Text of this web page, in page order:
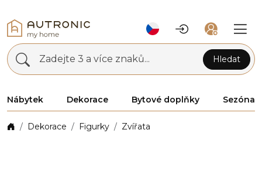
Zadejte 3 a více znaků... Hledat
Nábytek Dekorace Bytové doplňky Sezóna
Dekorace Figurky Zvířata